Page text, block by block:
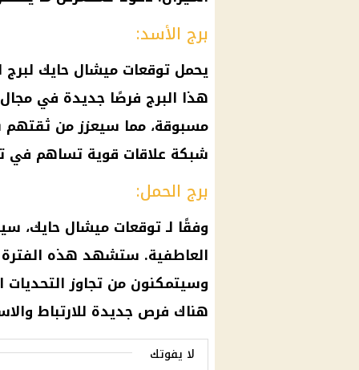
برج الأسد:
يحمل توقعات ميشال حايك لبرج
هذا البرج فرصًا جديدة في
مسبوقة، مما سيعزز من ثقتهم
شبكة علاقات قوية تساهم في
برج الحمل:
وفقًا لـتوقعات ميشال حايك،
العاطفية. ستشهد هذه
وسيتمكنون من تجاوز
هناك فرص جديدة للارتباط
لا يفوتك